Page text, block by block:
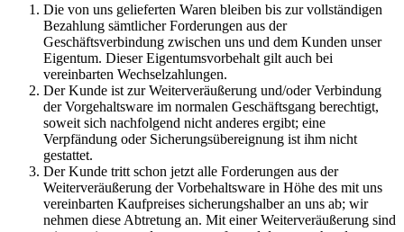
Die von uns gelieferten Waren bleiben bis zur vollständigen
Bezahlung sämtlicher Forderungen aus der
Geschäftsverbindung zwischen uns und dem Kunden unser
Eigentum. Dieser Eigentumsvorbehalt gilt auch bei
vereinbarten Wechselzahlungen.
Der Kunde ist zur Weiterveräußerung und/oder Verbindung
der Vorgehaltsware im normalen Geschäftsgang berechtigt,
soweit sich nachfolgend nicht anderes ergibt; eine
Verpfändung oder Sicherungsübereignung ist ihm nicht
gestattet.
Der Kunde tritt schon jetzt alle Forderungen aus der
Weiterveräußerung der Vorbehaltsware in Höhe des mit uns
vereinbarten Kaufpreises sicherungshalber an uns ab; wir
nehmen diese Abtretung an. Mit einer Weiterveräußerung sind